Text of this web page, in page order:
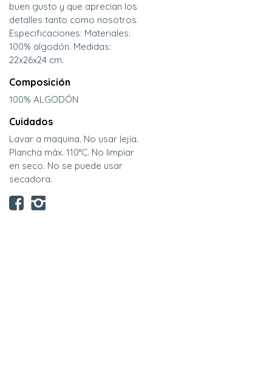
buen gusto y que aprecian los
detalles tanto como nosotros.
Especificaciones: Materiales:
100% algodón. Medidas:
22x26x24 cm.
Composición
100% ALGODÓN
Cuidados
Lavar a maquina. No usar lejía.
Plancha máx. 110°C. No limpiar
en seco. No se puede usar
secadora.